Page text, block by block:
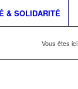
& SOLIDARITÉ
Vous êtes